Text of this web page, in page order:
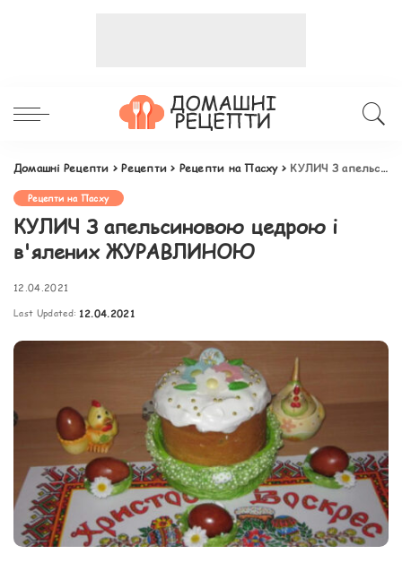
Домашні Рецепти >Рецепти > Рецепти на Пасху> КУЛИЧ З апельсиновою цедрою і в'ялених ЖУРАВЛИНОЮ
Рецепти на Пасху
КУЛИЧ З апельсиновою цедрою і
в'ялених ЖУРАВЛИНОЮ
12.04.2021
Last Updated: 12.04.2021